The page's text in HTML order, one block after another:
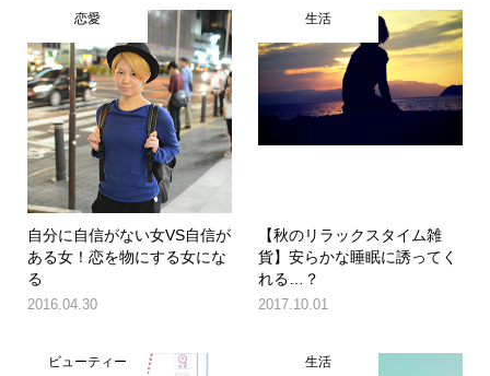
恋愛
自分に自信がない女VS自信が
ある女！恋を物にする女にな
る
2016.04.30
生活
【秋のリラックスタイム雑
貨】安らかな睡眠に誘ってく
れる…？
2017.10.01
ビューティー 生活